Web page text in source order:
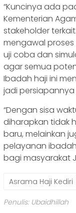
“Kuncinya ada
Kementerian
stakeholder
mengawal proses
uji coba dan
agar semua
Ibadah haji ini
jadi persiapannya
“Dengan sisa
diharapkan tidak
baru, melainkan
pelayanan
bagi masyarakat
Asrama Haji Kediri
Penulis: Ubaidhillah